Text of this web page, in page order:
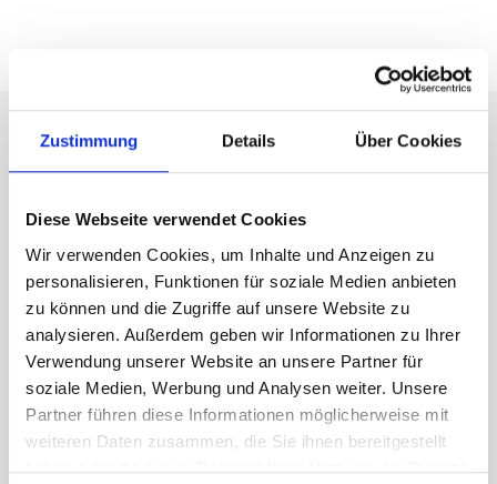
Zustimmung Details Über Cookies
Diese Webseite verwendet Cookies
Wir verwenden Cookies, um Inhalte und Anzeigen zu
personalisieren, Funktionen für soziale Medien anbieten
zu können und die Zugriffe auf unsere Website zu
analysieren. Außerdem geben wir Informationen zu Ihrer
Verwendung unserer Website an unsere Partner für
soziale Medien, Werbung und Analysen weiter. Unsere
Partner führen diese Informationen möglicherweise mit
weiteren Daten zusammen, die Sie ihnen bereitgestellt
haben oder die sie im Rahmen Ihrer Nutzung der Dienste
HomeFix - Dein Gerät,
unser Service. Schnell und
bequem.